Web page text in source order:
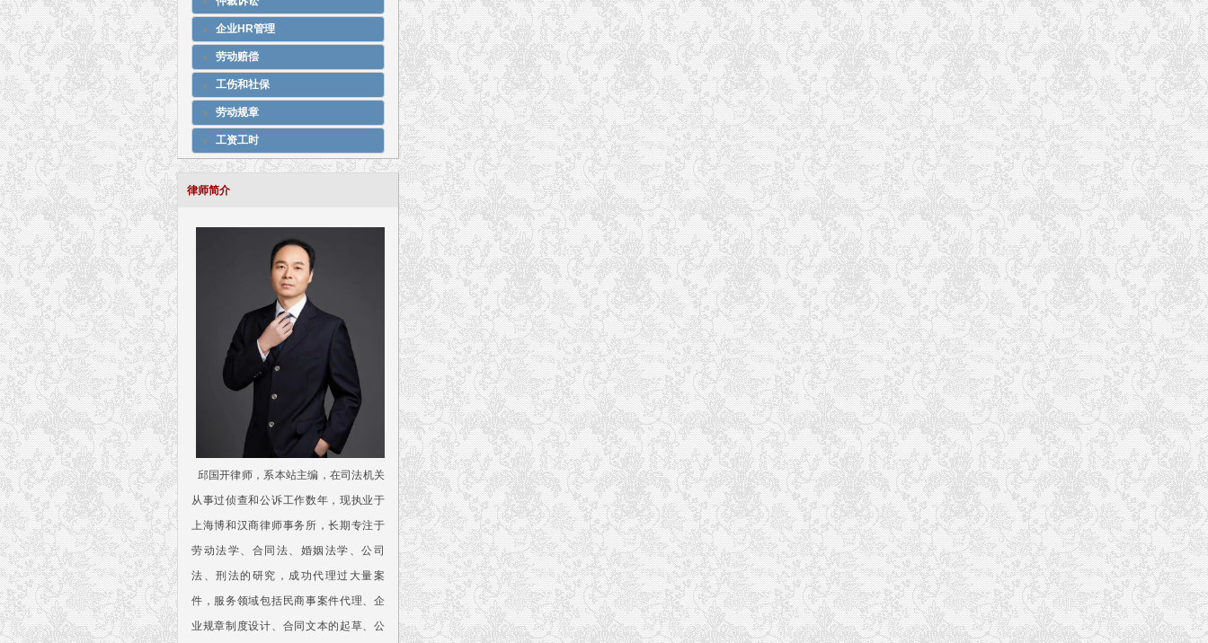
企业HR管理
劳动赔偿
工伤和社保
劳动规章
工资工时
律师简介
邱国开律师，系本站主编，在司法机关
从事过侦查和公诉工作数年，现执业于
上海博和汉商律师事务所，长期专注于
劳动法学、合同法、婚姻法学、公司
法、刑法的研究，成功代理过大量案
件，服务领域包括民商事案件代理、企
业规章制度设计、合同文本的起草、公